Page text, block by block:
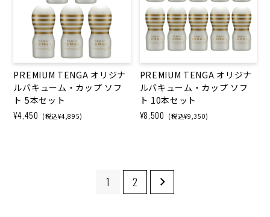
PREMIUM TENGA オリジナ
ルバキューム・カップ ソフ
ト 5本セット
¥4,450 (税込¥4,895)
PREMIUM TENGA オリジナ
ルバキューム・カップ ソフ
ト 10本セット
¥8,500 (税込¥9,350)
1 2